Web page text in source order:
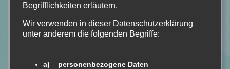
Erschienen:29.03.2018
Kostenpunkt:12,99€
Hier zu kaufen: The Ivy Years - Bevor wir fallen
Begrifflichkeiten erläutern.
Wir verwenden in dieser Datenschutzerklärung
unter anderem die folgenden Begriffe:
a) personenbezogene Daten